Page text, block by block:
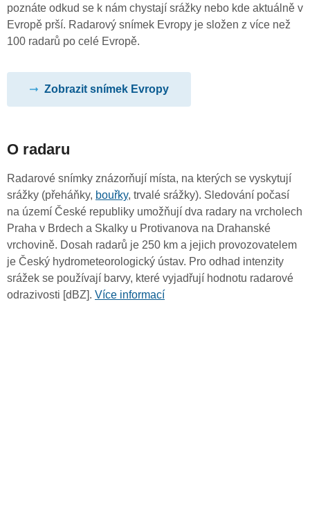
poznáte odkud se k nám chystají srážky nebo kde aktuálně v
Evropě prší. Radarový snímek Evropy je složen z více než
100 radarů po celé Evropě.
Zobrazit snímek Evropy
O radaru
Radarové snímky znázorňují místa, na kterých se vyskytují
srážky (přeháňky, bouřky, trvalé srážky). Sledování počasí
na území České republiky umožňují dva radary na vrcholech
Praha v Brdech a Skalky u Protivanova na Drahanské
vrchovině. Dosah radarů je 250 km a jejich provozovatelem
je Český hydrometeorologický ústav. Pro odhad intenzity
srážek se používají barvy, které vyjadřují hodnotu radarové
odrazivosti [dBZ]. Více informací